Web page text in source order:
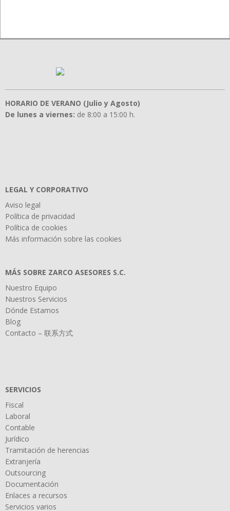
HORARIO DE VERANO (Julio y Agosto)
De lunes a viernes: de 8:00 a 15:00 h.
LEGAL Y CORPORATIVO
Aviso legal
Política de privacidad
Política de cookies
Más información sobre las cookies
MÁS SOBRE ZARCO ASESORES S.C.
Nuestro Equipo
Nuestros Servicios
Dónde Estamos
Blog
Contacto – 联系方式
SERVICIOS
Fiscal
Laboral
Contable
Jurídico
Tramitación de herencias
Extranjería
Outsourcing
Documentación
Enlaces a recursos
Servicios varios